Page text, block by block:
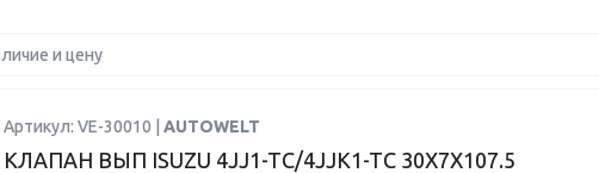
и цену
Артикул: VE-30010 | AUTOWELT
КЛАПАН ВЫП ISUZU 4JJ1-TC/4JJK1-TC 30X7X107.5